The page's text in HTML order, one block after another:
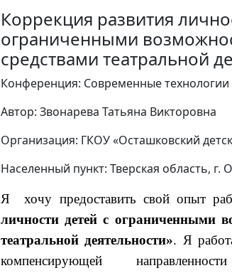
Коррекция развития
ограниченными
средствами театральной
Конференция: Современные
Автор: Звонарева Татьяна Викторовна
Организация: ГКОУ «Осташковский
Населенный пункт: Тверская область, г.
Я хочу предоставить свой опыт
личности детей с ограниченными
театральной деятельности». Я
компенсирующей